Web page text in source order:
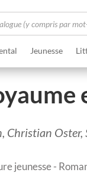
Jeunesse
Christian
jeunesse-